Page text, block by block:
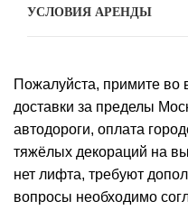
УСЛОВИЯ АРЕНДЫ
Пожалуйста, примите во
доставки за пределы
автодороги, оплата
тяжёлых декораций на
нет лифта, требуют
вопросы необходимо